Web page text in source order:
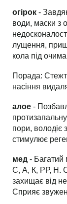
огірок -
води, маски з
лущення,
кола під
Порада:
насіння
алое -
пори, володіє
стимулює
мед - Багатий
С, А, К, РР, Н.
захищає від
Сприяє